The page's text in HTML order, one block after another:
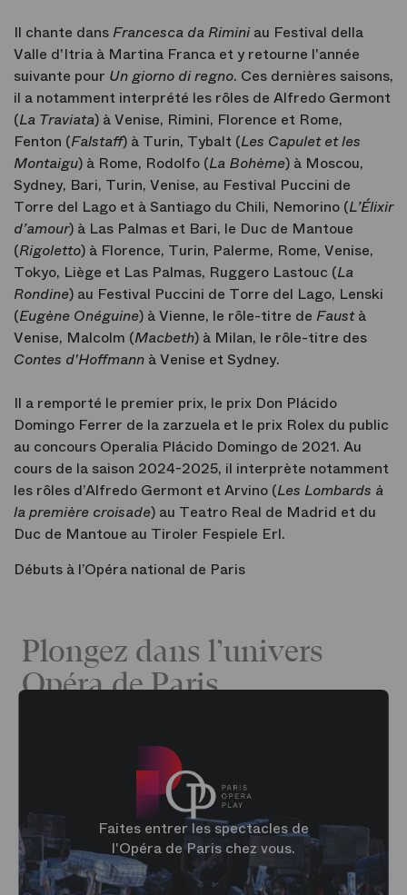
Il chante dans Francesca da Riminiau Festival della
Valle d'Itria à Martina Franca et y retourne l'année
suivante pour Un giorno di regno. Ces dernières saisons,
il a notamment interprété les rôles de Alfredo Germont
(La Traviata) à Venise, Rimini, Florence et Rome,
Fenton (Falstaff) à Turin, Tybalt (Les Capulet et les
Montaigu) à Rome, Rodolfo (La Bohème) à Moscou,
Sydney, Bari, Turin, Venise, au Festival Puccini de
Torre del Lago et à Santiago du Chili, Nemorino (L’Élixir
d’amour) à Las Palmas et Bari, le Duc de Mantoue
(Rigoletto) à Florence, Turin, Palerme, Rome, Venise,
Tokyo, Liège et Las Palmas, Ruggero Lastouc (La
Rondine) au Festival Puccini de Torre del Lago, Lenski
(Eugène Onéguine) à Vienne, le rôle-titre de Faustà
Venise, Malcolm (Macbeth) à Milan, le rôle-titre des
Contes d'Hoffmann à Venise et Sydney.
Il a remporté le premier prix, le prix Don Plácido
Domingo Ferrer de la zarzuela et le prix Rolex du public
au concours Operalia Plácido Domingo de 2021. Au
cours de la saison 2024-2025, il interprète notamment
les rôles d’Alfredo Germont et Arvino (Les Lombards à
la première croisade) au Teatro Real de Madrid et du
Duc de Mantoue au Tiroler Fespiele Erl.
Débuts à l’Opéra national de Paris
Plongez dans l’univers
Opéra de Paris
Faites entrer les spectacles de
l'Opéra de Paris chez vous.